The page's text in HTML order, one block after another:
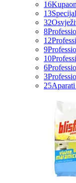
16
13
32
8
12
9
10
6
3
25